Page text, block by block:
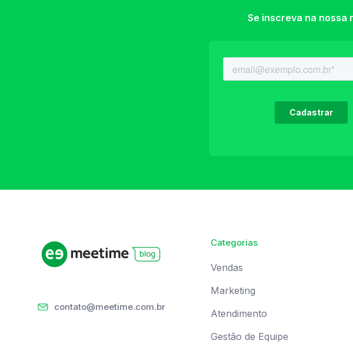
Se inscreva na nossa
contato@meetime.com.br
Categorias
Vendas
Marketing
Atendimento
Gestão de Equipe